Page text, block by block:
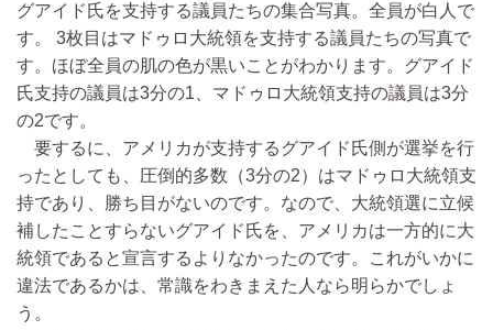
グアイド氏を支持する議員たちの集合写真。全員が白人で
す。 3枚目はマドゥロ大統領を支持する議員たちの写真で
す。ほぼ全員の肌の色が黒いことがわかります。グアイド
氏支持の議員は3分の1、マドゥロ大統領支持の議員は3分
の2です。
要するに、アメリカが支持するグアイド氏側が選挙を行
ったとしても、圧倒的多数（3分の2）はマドゥロ大統領支
持であり、勝ち目がないのです。なので、大統領選に立候
補したことすらないグアイド氏を、アメリカは一方的に大
統領であると宣言するよりなかったのです。これがいかに
違法であるかは、常識をわきまえた人なら明らかでしょ
う。